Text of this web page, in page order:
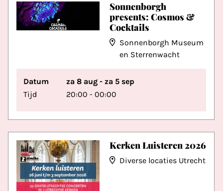
Sonnenborgh
presents: Cosmos &
Cocktails
Sonnenborgh Museum
en Sterrenwacht
Datum
za 8 aug - za 5 sep
Tijd
20:00 - 00:00
Kerken Luisteren 2026
Diverse locaties Utrecht